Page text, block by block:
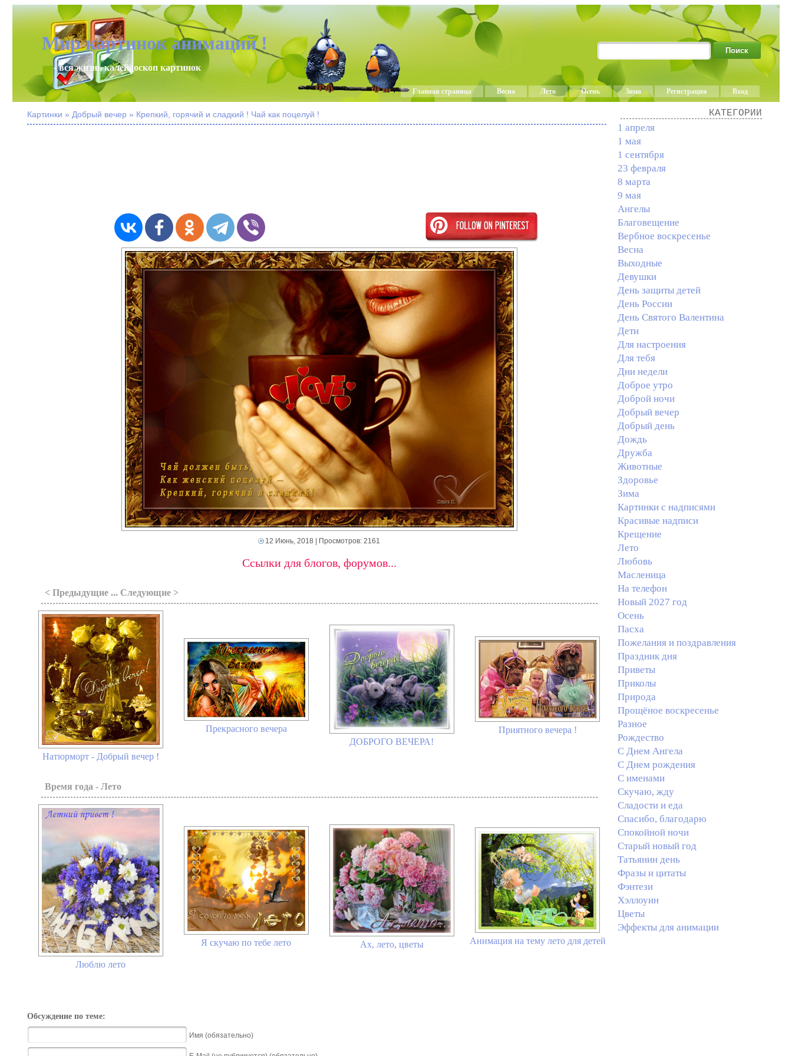
Мир картинок анимаций !
- вся жизнь калейдоскоп картинок
Главная страница Весна Лето Осень Зима Регистрация Вход
Картинки » Добрый вечер » Крепкий, горячий и сладкий ! Чай как поцелуй !
12 Июнь, 2018 | Просмотров: 2161
Ссылки для блогов, форумов...
< Предыдущие ... Следующие >
Натюрморт - Добрый вечер !
Прекрасного вечера
ДОБРОГО ВЕЧЕРА!
Приятного вечера !
Время года - Лето
Люблю лето
Я скучаю по тебе лето Ах, лето, цветы Анимация на тему лето для детей
Обсуждение по теме:
Имя (обязательно)
КАТЕГОРИИ
1 апреля
1 мая
1 сентября
23 февраля
8 марта
9 мая
Ангелы
Благовещение
Вербное воскресенье
Весна
Выходные
Девушки
День защиты детей
День России
День Святого Валентина
Дети
Для настроения
Для тебя
Дни недели
Доброе утро
Доброй ночи
Добрый вечер
Добрый день
Дождь
Дружба
Животные
Здоровье
Зима
Картинки с надписями
Красивые надписи
Крещение
Лето
Любовь
Масленица
На телефон
Новый 2027 год
Осень
Пасха
Пожелания и поздравления
Праздник дня
Приветы
Приколы
Природа
Прощёное воскресенье
Разное
Рождество
С Днем Ангела
С Днем рождения
С именами
Скучаю, жду
Сладости и еда
Спасибо, благодарю
Спокойной ночи
Старый новый год
Татьянин день
Фразы и цитаты
Фэнтези
Хэллоуин
Цветы
Эффекты для анимации